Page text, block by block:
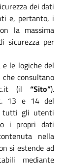
dei dati
e, pertanto, i
la massima
sicurezza per
le logiche del
consultano
(il “Sito”).
13 e 14 del
tutti gli utenti
i propri dati
nella
si estende ad
mediante